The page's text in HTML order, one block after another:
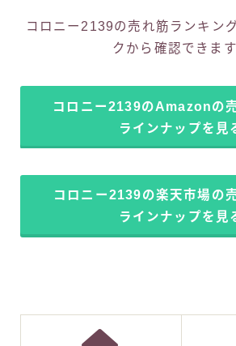
コロニー2139の売れ筋ランキン
クから確認できます
コロニー2139のAmazonの
ラインナップを見
コロニー2139の楽天市場の
ラインナップを見